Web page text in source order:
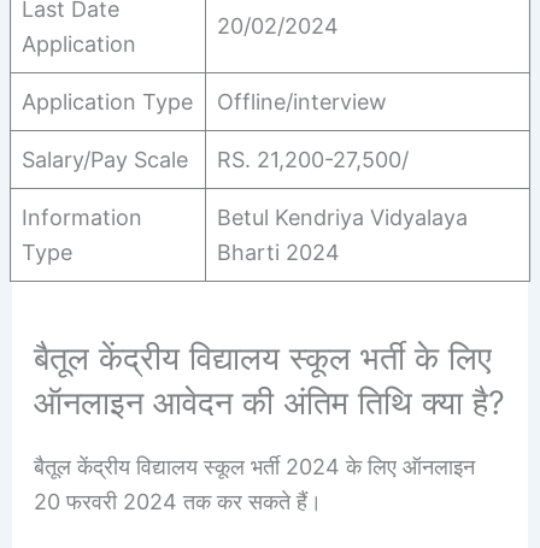
Last Date
Application
20/02/2024
Application Type Offline/interview
Salary/Pay Scale RS. 21,200-27,500/
Information
Type
Betul Kendriya Vidyalaya
Bharti 2024
बैतूल केंद्रीय विद्यालय स्कूल भर्ती के लिए
ऑनलाइन आवेदन की अंतिम तिथि क्या है?
बैतूल केंद्रीय विद्यालय स्कूल भर्ती 2024 के लिए ऑनलाइन
20 फरवरी 2024 तक कर सकते हैं।